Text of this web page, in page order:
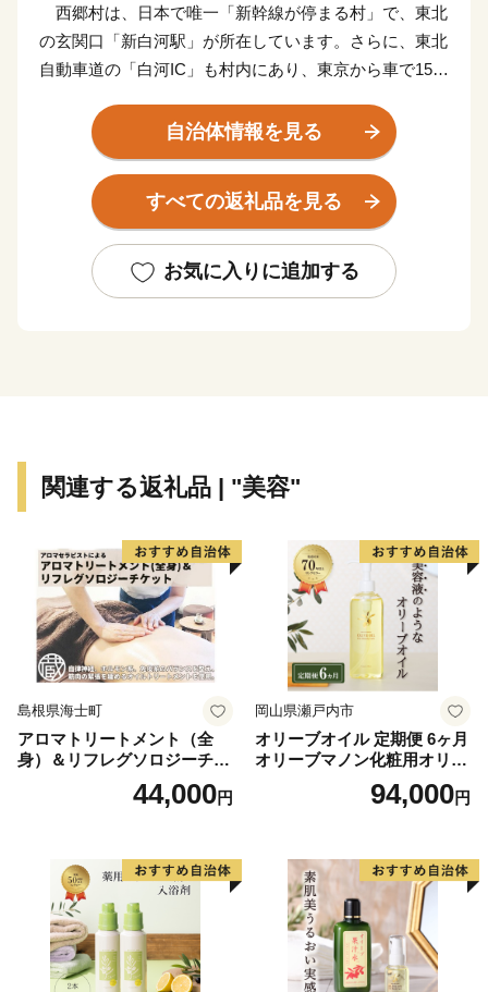
西郷村は、日本で唯一「新幹線が停まる村」で、東北
の玄関口「新白河駅」が所在しています。さらに、東北
自動車道の「白河IC」も村内にあり、東京から車で150
性と環境面に恵まれた非常に暮らしやすく、自然豊かな
村です。
人口も、全国の村で4番目に多くなっています。
観光資源にも恵まれており、日光国立公園にある甲子
温泉は、四季折々の豊かな自然と、豊富に湧き出る温泉
ふるさと納税を通して、一人でも多くの皆様に西郷村
れば幸いです。
自治体情報を見る
すべての返礼品を見る
お気に入りに追加する
関連する返礼品 | "美容"
島根県海士町
アロマトリートメント（全
身）＆リフレグソロジーチケ
44,000円
岡山県瀬戸内市
オリーブオイル 定期便 6ヶ月
オリーブマノン化粧用オリー
ブオイル 200ml オリーブ オ
イル 美容 スキンケア 化粧用
94,000円